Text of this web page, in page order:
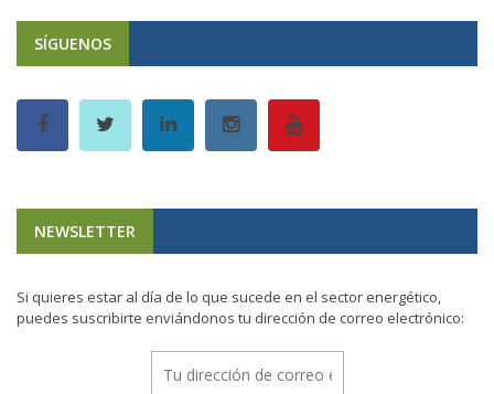
SÍGUENOS
NEWSLETTER
Si quieres estar al día de lo que sucede en el sector energético,
puedes suscribirte enviándonos tu dirección de correo electrónico: